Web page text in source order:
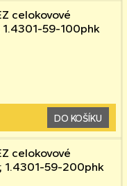
celokovové
59-100phk
DO KOŠÍKU
celokovové
1.4301-59-200phk